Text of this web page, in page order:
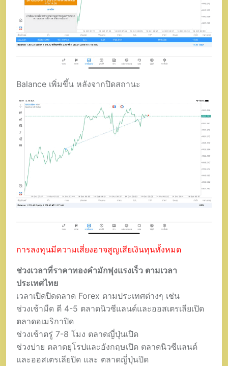
Balance เพิ่มขึ้น หลังจากปิดสถานะ
การลงทุนมีความเสี่ยงอาจสูญเสียเงินทุนทั้งหมด
ช่วงเวลาที่ราคาทองคำมักพุ่งแรงเร็ว ตามเวลา
ประเทศไทย
เวลาเปิดปิดตลาด Forex ตามประเทศต่างๆ เช่น
ช่วงเช้ามืด ตี 4-5 ตลาดนิวซีแลนด์และออสเตรเลียเปิด
ตลาดอเมริกาปิด
ช่วงเช้าตรู่ 7-8 โมง ตลาดญี่ปุ่นเปิด
ช่วงบ่าย ตลาดยุโรปและอังกฤษเปิด ตลาดนิวซีแลนด์
และออสเตรเลียปิด และ ตลาดญี่ปุ่นปิด